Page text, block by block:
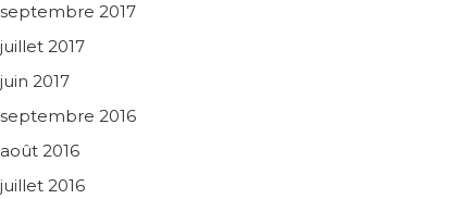
septembre 2017
juillet 2017
juin 2017
septembre 2016
août 2016
juillet 2016